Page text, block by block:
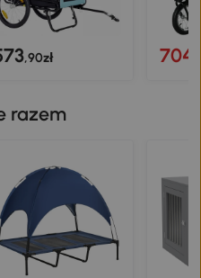
,90zł 704
razem